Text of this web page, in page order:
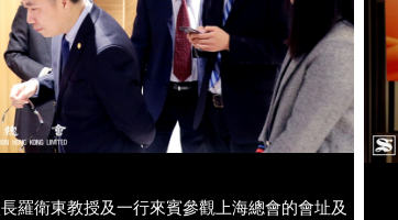
羅衛東教授及一行來賓參觀上海總會的會址及